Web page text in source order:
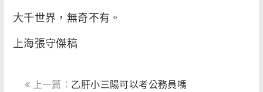
大千世界，無奇不有。
上海張守傑稿
上一篇： 乙肝小三陽可以考公務員嗎